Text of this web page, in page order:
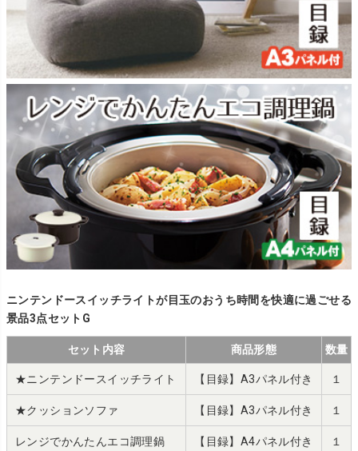
ニンテンドースイッチライトが目玉のおうち時間を快適に過ごせる
景品3点セットG
セット内容 商品形態 数量
★ニンテンドースイッチライト 【目録】A3パネル付き １
★クッションソファ 【目録】A3パネル付き １
レンジでかんたんエコ調理鍋 【目録】A4パネル付き １